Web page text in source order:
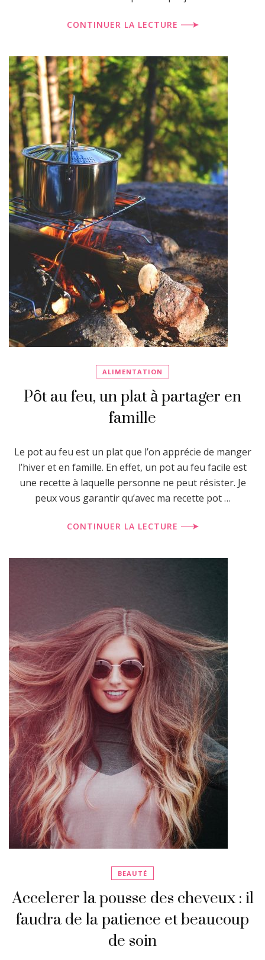
CONTINUER LA LECTURE
ALIMENTATION
Pôt au feu, un plat à partager en
famille
Le pot au feu est un plat que l’on apprécie de manger
l’hiver et en famille. En effet, un pot au feu facile est
une recette à laquelle personne ne peut résister. Je
peux vous garantir qu’avec ma recette pot …
CONTINUER LA LECTURE
BEAUTÉ
Accelerer la pousse des cheveux : il
faudra de la patience et beaucoup
de soin